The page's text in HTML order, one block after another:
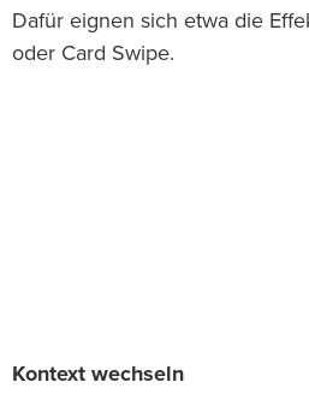
Dafür eignen sich etwa die
oder Card Swipe.
Kontext wechseln